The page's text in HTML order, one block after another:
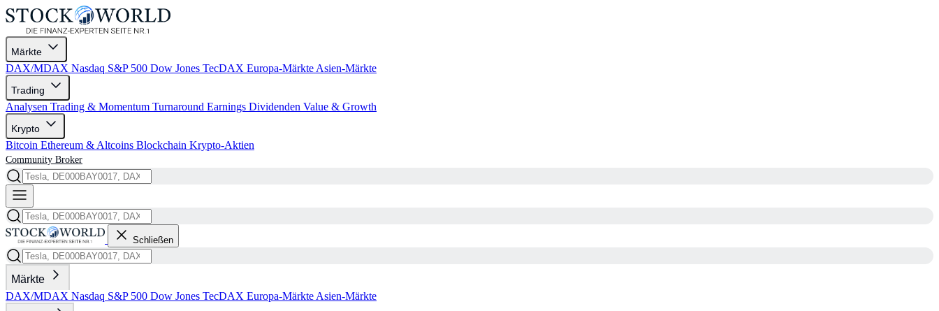
Märkte
DAX/MDAX Nasdaq S&P 500 Dow Jones TecDAX Europa-Märkte Asien-Märkte
Trading
Analysen Trading & Momentum Turnaround Earnings Dividenden Value & Growth
Krypto
Bitcoin Ethereum & Altcoins Blockchain Krypto-Aktien
Community Broker
Schließen
Märkte
DAX/MDAX Nasdaq S&P 500 Dow Jones TecDAX Europa-Märkte Asien-Märkte